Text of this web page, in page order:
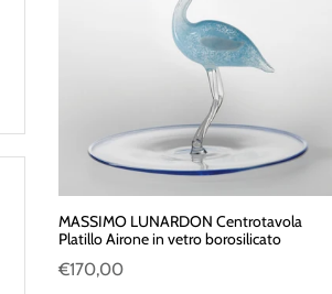
MASSIMO LUNARDON Centrotavola
Platillo Airone in vetro borosilicato
€170,00